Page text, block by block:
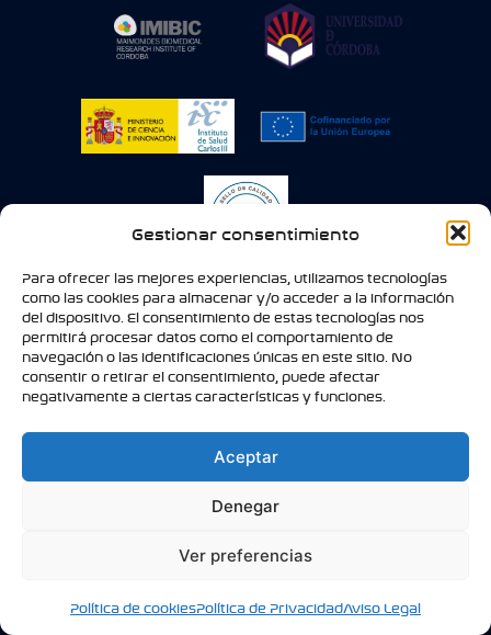
Gestionar consentimiento
Para ofrecer las mejores experiencias, utilizamos tecnologías
como las cookies para almacenar y/o acceder a la información
del dispositivo. El consentimiento de estas tecnologías nos
permitirá procesar datos como el comportamiento de
navegación o las identificaciones únicas en este sitio. No
consentir o retirar el consentimiento, puede afectar
negativamente a ciertas características y funciones.
Aceptar
Denegar
Ver preferencias
Política de cookiesPolítica de PrivacidadAviso Legal